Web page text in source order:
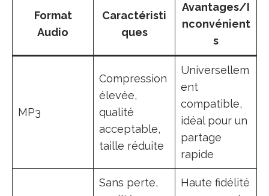
Format
Audio
Caractéristi
ques
Avantages/I
nconvénient
s
MP3
Compression
élevée,
qualité
acceptable,
taille réduite
Universellem
ent
compatible,
idéal pour un
partage
rapide
Sans perte,
Haute fidélité